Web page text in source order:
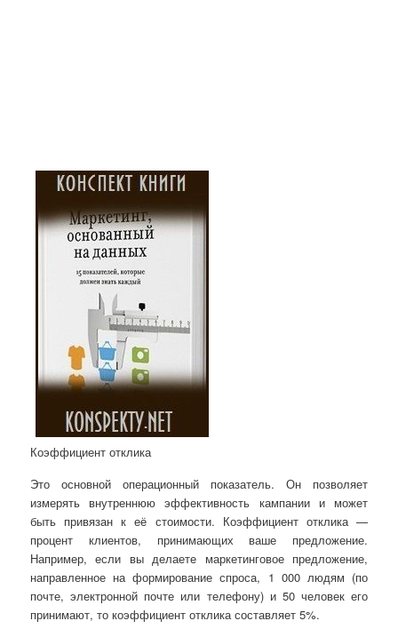
Коэффициент отклика
Это основной операционный показатель. Он позволяет
измерять внутреннюю эффективность кампании и может
быть привязан к её стоимости. Коэффициент отклика —
процент клиентов, принимающих ваше предложение.
Например, если вы делаете маркетинговое предложение,
направленное на формирование спроса, 1 000 людям (по
почте, электронной почте или телефону) и 50 человек его
принимают, то коэффициент отклика составляет 5%.